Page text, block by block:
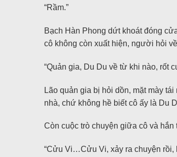
“Rầm.”
Bạch Hàn Phong dứt khoát đóng
cô không còn xuất hiện, người hỏi
“Quản gia, Du Du về từ khi nào, rốt
Lão quản gia bị hỏi dồn, mặt mày
nhà, chứ không hề biết cô ấy là Du
Còn cuộc trò chuyện giữa cô và
“Cửu Vi…Cửu Vi, xảy ra chuyện rồi,